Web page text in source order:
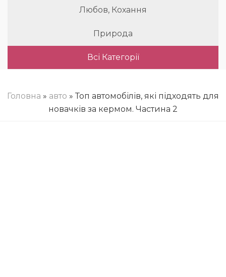
Любов, Кохання
Природа
Всі Категорії
Головна » авто » Топ автомобілів, які підходять для
новачків за кермом. Частина 2